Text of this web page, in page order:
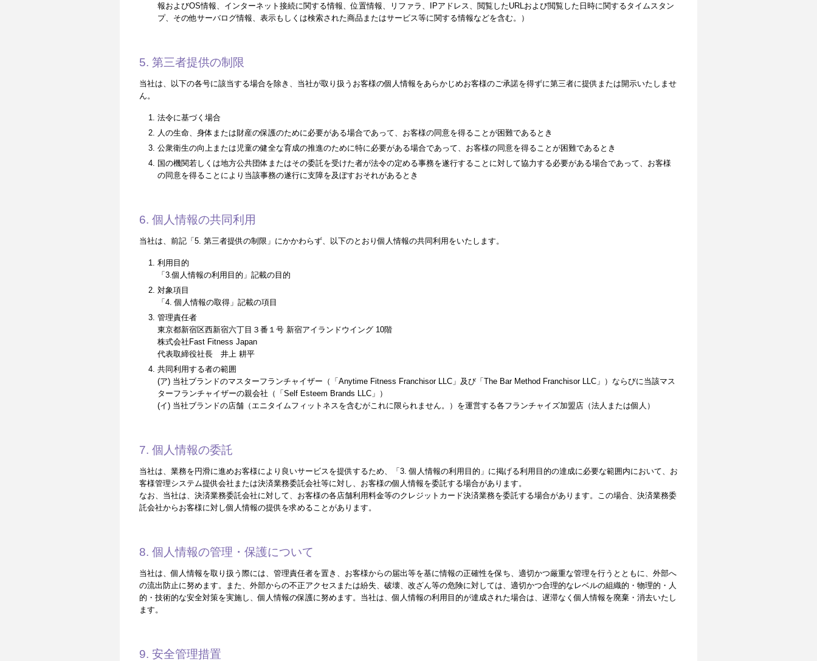
報およびOS情報、インターネット接続に関する情報、位置情報、リファラ、IPアドレス、閲覧したURLおよび閲覧した日時に関するタイムスタン
プ、その他サーバログ情報、表示もしくは検索された商品またはサービス等に関する情報などを含む。）
5. 第三者提供の制限
当社は、以下の各号に該当する場合を除き、当社が取り扱うお客様の個人情報をあらかじめお客様のご承諾を得ずに第三者に提供または開示いたしませ
ん。
法令に基づく場合
人の生命、身体または財産の保護のために必要がある場合であって、お客様の同意を得ることが困難であるとき
公衆衛生の向上または児童の健全な育成の推進のために特に必要がある場合であって、お客様の同意を得ることが困難であるとき
国の機関若しくは地方公共団体またはその委託を受けた者が法令の定める事務を遂行することに対して協力する必要がある場合であって、お客様
の同意を得ることにより当該事務の遂行に支障を及ぼすおそれがあるとき
6. 個人情報の共同利用
当社は、前記「5. 第三者提供の制限」にかかわらず、以下のとおり個人情報の共同利用をいたします。
利用目的
「3.個人情報の利用目的」記載の目的
対象項目
「4. 個人情報の取得」記載の項目
管理責任者
東京都新宿区西新宿六丁目３番１号 新宿アイランドウイング 10階
株式会社Fast Fitness Japan
代表取締役社長 井上 耕平
共同利用する者の範囲
(ア) 当社ブランドのマスターフランチャイザー（「Anytime Fitness Franchisor LLC」及び「The Bar Method Franchisor LLC」）ならびに当該マス
ターフランチャイザーの親会社（「Self Esteem Brands LLC」）
(イ) 当社ブランドの店舗（エニタイムフィットネスを含むがこれに限られません。）を運営する各フランチャイズ加盟店（法人または個人）
7. 個人情報の委託
当社は、業務を円滑に進めお客様により良いサービスを提供するため、「3. 個人情報の利用目的」に掲げる利用目的の達成に必要な範囲内において、お
客様管理システム提供会社または決済業務委託会社等に対し、お客様の個人情報を委託する場合があります。
なお、当社は、決済業務委託会社に対して、お客様の各店舗利用料金等のクレジットカード決済業務を委託する場合があります。この場合、決済業務委
託会社からお客様に対し個人情報の提供を求めることがあります。
8. 個人情報の管理・保護について
当社は、個人情報を取り扱う際には、管理責任者を置き、お客様からの届出等を基に情報の正確性を保ち、適切かつ厳重な管理を行うとともに、外部へ
の流出防止に努めます。また、外部からの不正アクセスまたは紛失、破壊、改ざん等の危険に対しては、適切かつ合理的なレベルの組織的・物理的・人
的・技術的な安全対策を実施し、個人情報の保護に努めます。当社は、個人情報の利用目的が達成された場合は、遅滞なく個人情報を廃棄・消去いたし
ます。
9. 安全管理措置